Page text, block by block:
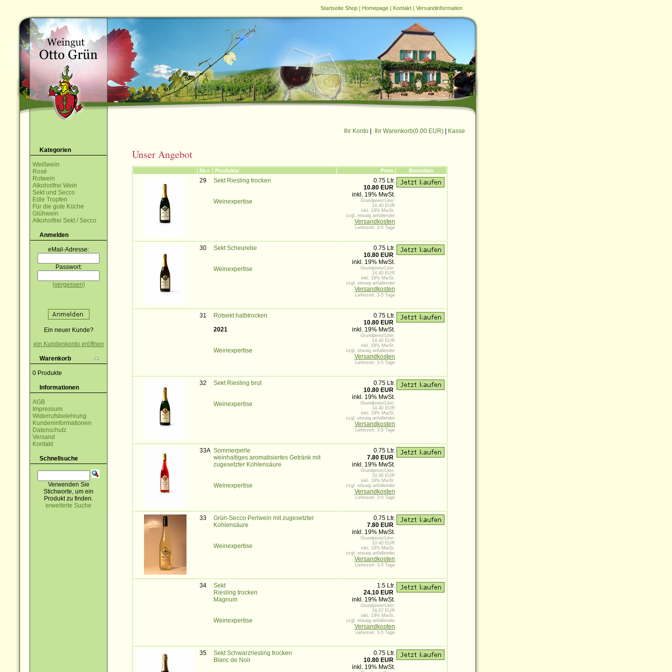
Startseite Shop | Homepage | Kontakt | Versandinformation
Ihr Konto Ihr Warenkorb(0.00 EUR) Kasse
Kategorien
Weißwein
Rosé
Rotwein
Alkoholfrei Wein
Sekt und Secco
Edle Tropfen
Für die gute Küche
Glühwein
Alkoholfrei Sekt / Secco
Anmelden
eMail-Adresse:
Passwort:
(vergessen)
Ein neuer Kunde?
ein Kundenkonto eröffnen
Warenkorb
0 Produkte
Informationen
AGB
Impressum
Widerrufsbelehrung
Kundeninformationen
Datenschutz
Versand
Kontakt
Schnellsuche
Verwenden Sie
Stichworte, um ein
Produkt zu finden.
erweiterte Suche
Unser Angebot
Nr.+ Produkte Preis Bestellen
29 Sekt Riesling trocken
Weinexpertise
0.75 Ltr.
10.80 EUR
inkl. 19% MwSt.
Grundpreis/Liter:
14.40 EUR
inkl. 19% MwSt.
zzgl. etwaig anfallender
Versandkosten
Lieferzeit: 3-5 Tage
30 Sekt Scheurebe
Weinexpertise
0.75 Ltr.
10.80 EUR
inkl. 19% MwSt.
Grundpreis/Liter:
14.40 EUR
inkl. 19% MwSt.
zzgl. etwaig anfallender
Versandkosten
Lieferzeit: 3-5 Tage
31
Rotsekt halbtrocken
2021
Weinexpertise
0.75 Ltr.
10.80 EUR
inkl. 19% MwSt.
Grundpreis/Liter:
14.40 EUR
inkl. 19% MwSt.
zzgl. etwaig anfallender
Versandkosten
Lieferzeit: 3-5 Tage
32 Sekt Riesling brut
Weinexpertise
0.75 Ltr.
10.80 EUR
inkl. 19% MwSt.
Grundpreis/Liter:
14.40 EUR
inkl. 19% MwSt.
zzgl. etwaig anfallender
Versandkosten
Lieferzeit: 3-5 Tage
33A Sommerperle
weinhaltiges aromatisiertes Getränk mit
zugesetzter Kohlensäure
Weinexpertise
0.75 Ltr.
7.80 EUR
inkl. 19% MwSt.
Grundpreis/Liter:
10.40 EUR
inkl. 19% MwSt.
zzgl. etwaig anfallender
Versandkosten
Lieferzeit: 3-5 Tage
33
Grün-Secco Perlwein mit zugesetzter
Kohlensäure
Weinexpertise
0.75 Ltr.
7.80 EUR
inkl. 19% MwSt.
Grundpreis/Liter:
10.40 EUR
inkl. 19% MwSt.
zzgl. etwaig anfallender
Versandkosten
Lieferzeit: 3-5 Tage
34
Sekt
Riesling trocken
Magnum
Weinexpertise
1.5 Ltr.
24.10 EUR
inkl. 19% MwSt.
Grundpreis/Liter:
16.07 EUR
inkl. 19% MwSt.
zzgl. etwaig anfallender
Versandkosten
Lieferzeit: 3-5 Tage
35
Sekt Schwarzriesling trocken
Blanc de Noir
0.75 Ltr.
10.80 EUR
inkl. 19% MwSt.